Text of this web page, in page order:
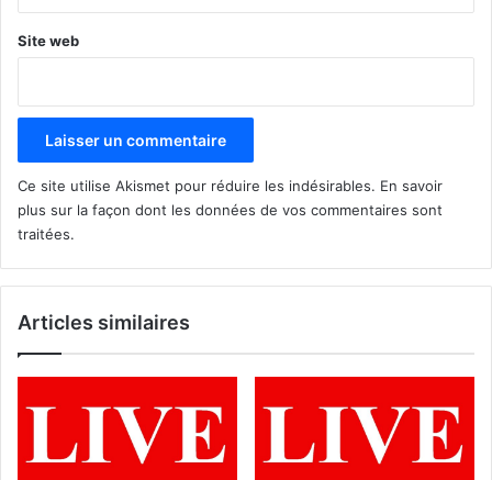
Site web
Ce site utilise Akismet pour réduire les indésirables. En savoir
plus sur la façon dont les données de vos commentaires sont
traitées.
Articles similaires